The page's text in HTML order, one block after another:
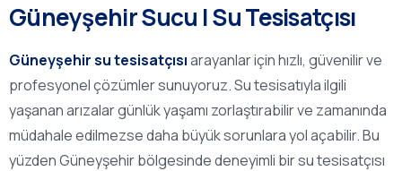
Güneyşehir Sucu | Su Tesisatçısı
Güneyşehir su tesisatçısıarayanlar için hızlı, güvenilir ve
profesyonel çözümler sunuyoruz. Su tesisatıyla ilgili
yaşanan arızalar günlük yaşamı zorlaştırabilir ve zamanında
müdahale edilmezse daha büyük sorunlara yol açabilir. Bu
yüzden Güneyşehir bölgesinde deneyimli bir su tesisatçısı